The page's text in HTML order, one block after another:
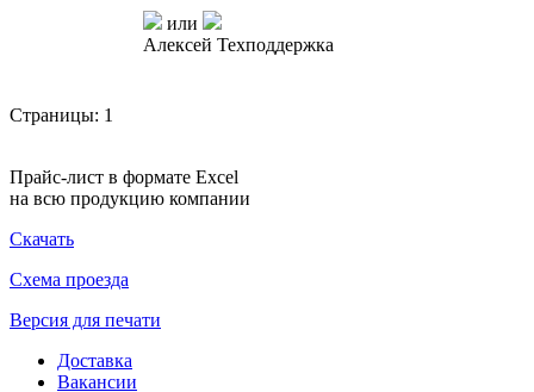
или
Алексей Техподдержка
Страницы: 1
Прайс-лист в формате Excel
на всю продукцию компании
Скачать
Схема проезда
Версия для печати
Доставка
Вакансии